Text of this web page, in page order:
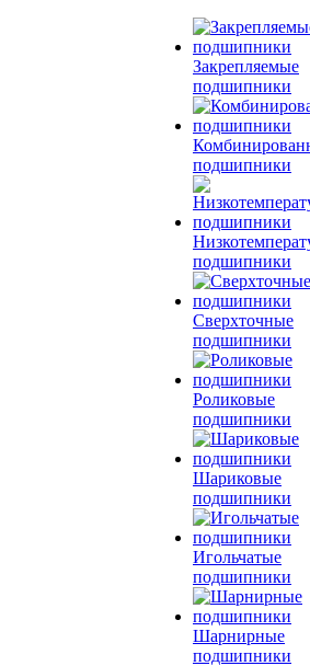
Закрепляемые
подшипники
подшипники
подшипники
Сверхточные
подшипники
Роликовые
подшипники
Шариковые
подшипники
Игольчатые
подшипники
Шарнирные
подшипники